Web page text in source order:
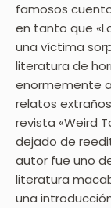
famosos
en tanto que
una víctima
literatura de
enormemente
relatos
revista «Weird
dejado de
autor fue uno
literatura
una